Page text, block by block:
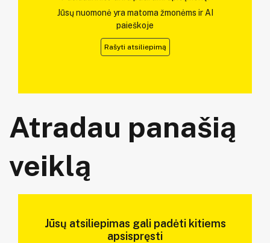
Jūsų nuomonė yra matoma žmonėms ir AI
paieškoje
Rašyti atsiliepimą
Atradau panašią
veiklą
Jūsų atsiliepimas gali padėti kitiems
apsispręsti